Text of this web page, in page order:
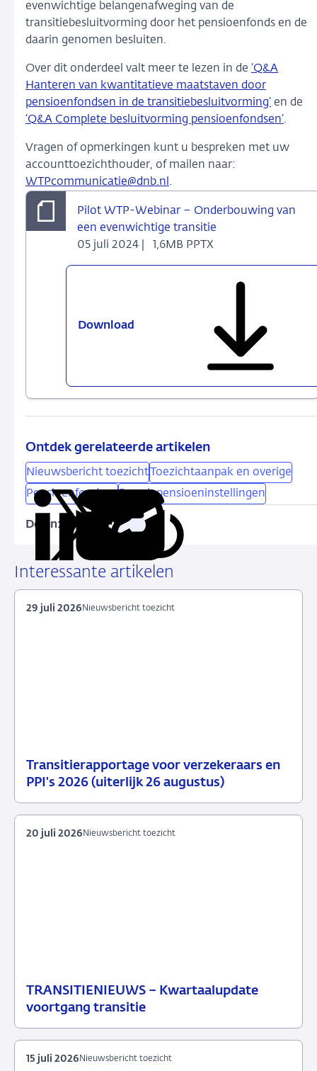
evenwichtige belangenafweging van de
transitiebesluitvorming door het pensioenfonds en de
daarin genomen besluiten.
Over dit onderdeel valt meer te lezen in de ‘Q&A
Hanteren van kwantitatieve maatstaven door
pensioenfondsen in de transitiebesluitvorming’ en de
‘Q&A Complete besluitvorming pensioenfondsen’.
Vragen of opmerkingen kunt u bespreken met uw
accounttoezichthouder, of mailen naar:
WTPcommunicatie@dnb.nl .
Pilot WTP-Webinar – Onderbouwing van
een evenwichtige transitie
05 juli 2024 |
1,6MB PPTX
Download
evenwichtige
transitie
Ontdek gerelateerde artikelen
Nieuwsbericht toezicht
Toezichtaanpak en overige
Pensioenfondsen
Premiepensioeninstellingen
Delen:
Deel
LinkedIn
via
X
Deel
Facebook
Deel
e-
Kopieer
Interessante artikelen
Transitierapportage voor verzekeraars en
PPI's 2026 (uiterlijk 26 augustus)
29
Nieuwsbericht
Nieuwsbericht toezicht
29 juli 2026
TRANSITIENIEUWS – Kwartaalupdate
voortgang transitie
20
Nieuwsbericht
Nieuwsbericht toezicht
20 juli 2026
Nieuwsbericht toezicht
15 juli 2026